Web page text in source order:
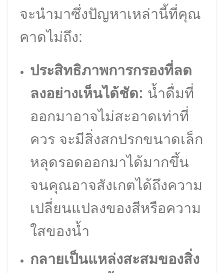
จะนำมาซึ่งปัญหาเหล่านี้ที่คุณ
คาดไม่ถึง:
ประสิทธิภาพการกรองที่ลด
ลงอย่างเห็นได้ชัด: น้ำดื่มที่
ออกมาอาจไม่สะอาดเท่าที่
ควร จะมีสิ่งสกปรกขนาดเล็ก
หลุดรอดออกมาได้มากขึ้น
จนคุณอาจสังเกตได้ถึงความ
เปลี่ยนแปลงของสีหรือความ
ใสของน้ำ
กลายเป็นแหล่งสะสมของสิ่ง